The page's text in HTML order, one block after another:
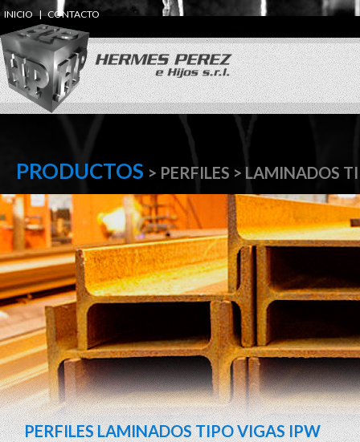
INICIO | CONTACTO
PRODUCTOS > PERFILES > LAMINADOS
PERFILES LAMINADOS TIPO VIGAS IPW